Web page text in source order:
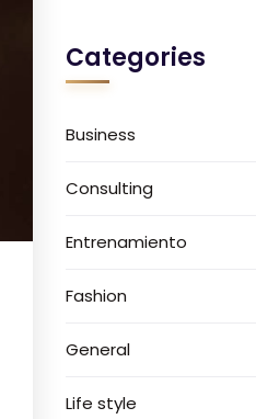
Categories
Business
Consulting
Entrenamiento
Fashion
General
Life style